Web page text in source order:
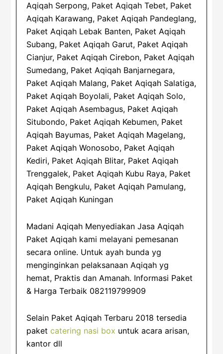
Aqiqah Serpong, Paket Aqiqah Tebet, Paket
Aqiqah Karawang, Paket Aqiqah Pandeglang,
Paket Aqiqah Lebak Banten, Paket Aqiqah
Subang, Paket Aqiqah Garut, Paket Aqiqah
Cianjur, Paket Aqiqah Cirebon, Paket Aqiqah
Sumedang, Paket Aqiqah Banjarnegara,
Paket Aqiqah Malang, Paket Aqiqah Salatiga,
Paket Aqiqah Boyolali, Paket Aqiqah Solo,
Paket Aqiqah Asembagus, Paket Aqiqah
Situbondo, Paket Aqiqah Kebumen, Paket
Aqiqah Bayumas, Paket Aqiqah Magelang,
Paket Aqiqah Wonosobo, Paket Aqiqah
Kediri, Paket Aqiqah Blitar, Paket Aqiqah
Trenggalek, Paket Aqiqah Kubu Raya, Paket
Aqiqah Bengkulu, Paket Aqiqah Pamulang,
Paket Aqiqah Kuningan
Madani Aqiqah Menyediakan Jasa Aqiqah
Paket Aqiqah kami melayani pemesanan
secara online. Untuk ayah bunda yg
menginginkan pelaksanaan Aqiqah yg
hemat, Praktis dan Amanah. Informasi Paket
& Harga Terbaik 082119799909
Selain Paket Aqiqah Terbaru 2018 tersedia
paketcatering nasi box untuk acara arisan,
kantor dll